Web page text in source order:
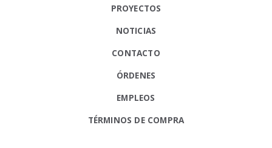
PROYECTOS
NOTICIAS
CONTACTO
ÓRDENES
EMPLEOS
TÉRMINOS DE COMPRA